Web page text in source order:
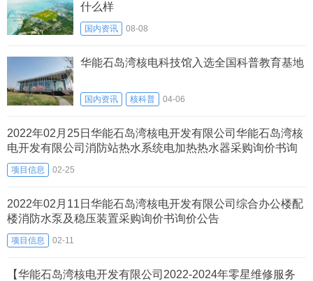
什么样
国内资讯 08-08
华能石岛湾核电科技馆入选全国科普教育基地
国内资讯 核科普 04-06
2022年02月25日华能石岛湾核电开发有限公司华能石岛湾核
电开发有限公司消防站热水系统电加热热水器采购询价书询
价公告
项目信息 02-25
2022年02月11日华能石岛湾核电开发有限公司综合办公楼配
楼消防水泵及稳压装置采购询价书询价公告
项目信息 02-11
【华能石岛湾核电开发有限公司2022-2024年零星维修服务